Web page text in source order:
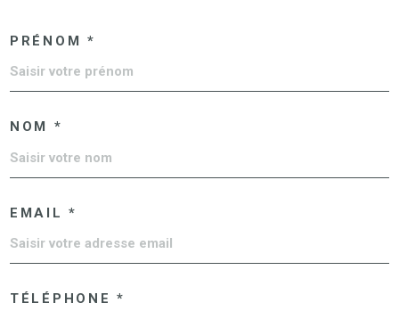
PRÉNOM *
NOM *
EMAIL *
TÉLÉPHONE *